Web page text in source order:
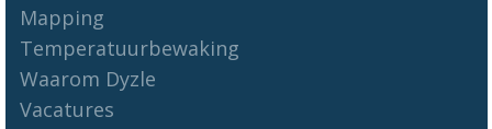
Mapping
Temperatuurbewaking
Waarom Dyzle
Vacatures